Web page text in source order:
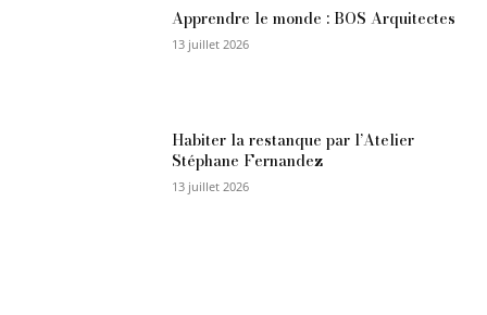
Apprendre le monde : BOS Arquitectes
13 juillet 2026
Habiter la restanque par l’Atelier
Stéphane Fernandez
13 juillet 2026